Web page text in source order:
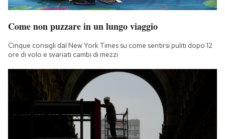
Come non puzzare in un lungo viaggio
Cinque consigli dal New York Times su come sentirsi puliti dopo 12
ore di volo e svariati cambi di mezzi